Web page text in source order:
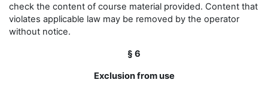
check the content of course material provided. Content that
violates applicable law may be removed by the operator
without notice.
§ 6
Exclusion from use